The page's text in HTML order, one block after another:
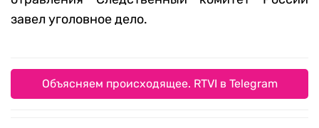
завел уголовное дело.
Объясняем происходящее. RTVI в Telegram